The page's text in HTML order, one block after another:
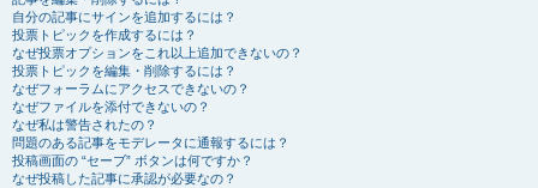
自分の記事にサインを追加するには？
投票トピックを作成するには？
なぜ投票オプションをこれ以上追加できないの？
投票トピックを編集・削除するには？
なぜフォーラムにアクセスできないの？
なぜファイルを添付できないの？
なぜ私は警告されたの？
問題のある記事をモデレータに通報するには？
投稿画面の “セーブ” ボタンは何ですか？
なぜ投稿した記事に承認が必要なの？